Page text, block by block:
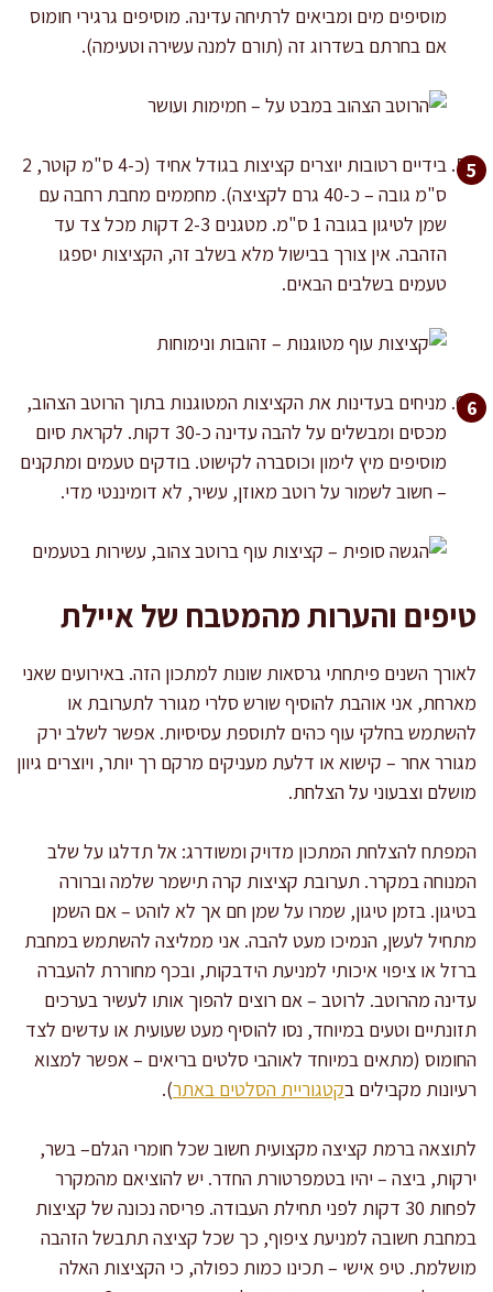
מוסיפים מים ומביאים לרתיחה עדינה. מוסיפים גרגירי חומוס
אם בחרתם בשדרוג זה (תורם למנה עשירה וטעימה).
בידיים רטובות יוצרים קציצות בגודל אחיד (כ-4 ס"מ קוטר, 2
ס"מ גובה – כ-40 גרם לקציצה). מחממים מחבת רחבה עם
שמן לטיגון בגובה 1 ס"מ. מטגנים 2-3 דקות מכל צד עד
הזהבה. אין צורך בבישול מלא בשלב זה, הקציצות יספגו
טעמים בשלבים הבאים.
מניחים בעדינות את הקציצות המטוגנות בתוך הרוטב הצהוב,
מכסים ומבשלים על להבה עדינה כ-30 דקות. לקראת סיום
מוסיפים מיץ לימון וכוסברה לקישוט. בודקים טעמים ומתקנים
– חשוב לשמור על רוטב מאוזן, עשיר, לא דומיננטי מדי.
טיפים והערות מהמטבח של איילת
לאורך השנים פיתחתי גרסאות שונות למתכון הזה. באירועים שאני
מארחת, אני אוהבת להוסיף שורש סלרי מגורר לתערובת או
להשתמש בחלקי עוף כהים לתוספת עסיסיות. אפשר לשלב ירק
מגורר אחר – קישוא או דלעת מעניקים מרקם רך יותר, ויוצרים גיוון
מושלם וצבעוני על הצלחת.
המפתח להצלחת המתכון מדויק ומשודרג: אל תדלגו על שלב
המנוחה במקרר. תערובת קציצות קרה תישמר שלמה וברורה
בטיגון. בזמן טיגון, שמרו על שמן חם אך לא לוהט – אם השמן
מתחיל לעשן, הנמיכו מעט להבה. אני ממליצה להשתמש במחבת
ברזל או ציפוי איכותי למניעת הידבקות, ובכף מחוררת להעברה
עדינה מהרוטב. לרוטב – אם רוצים להפוך אותו לעשיר בערכים
תזונתיים וטעים במיוחד, נסו להוסיף מעט שעועית או עדשים לצד
החומוס (מתאים במיוחד לאוהבי סלטים בריאים – אפשר למצוא
רעיונות מקבילים בקטגוריית הסלטים באתר).
לתוצאה ברמת קציצה מקצועית חשוב שכל חומרי הגלם– בשר,
ירקות, ביצה – יהיו בטמפרטורת החדר. יש להוציאם מהמקרר
לפחות 30 דקות לפני תחילת העבודה. פריסה נכונה של קציצות
במחבת חשובה למניעת ציפוף, כך שכל קציצה תתבשל הזהבה
מושלמת. טיפ אישי – תכינו כמות כפולה, כי הקציצות האלה